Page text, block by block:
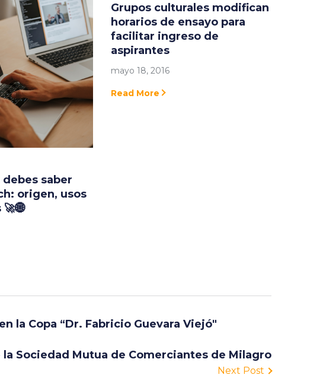
saber
origen, usos
Grupos culturales modifican
horarios de ensayo para
facilitar ingreso de
aspirantes
mayo 18, 2016
Read More
la Copa “Dr. Fabricio Guevara Viejó"
Sociedad Mutua de Comerciantes de Milagro
Next Post